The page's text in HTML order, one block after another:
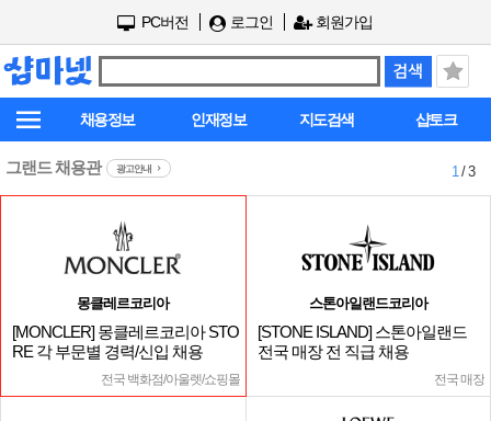
PC버전 로그인 회원가입
채용정보 인재정보 지도검색 샵토크
그랜드 채용관 광고안내 1/ 3
몽클레르코리아
[MONCLER] 몽클레르코리아 STO
RE 각 부문별 경력/신입 채용
전국 백화점/아울렛/쇼핑몰
스톤아일랜드코리아
[STONE ISLAND] 스톤아일랜드
전국 매장 전 직급 채용
전국 매장